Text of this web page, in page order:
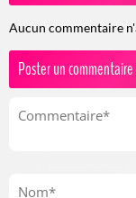
Aucun commentaire
Poster un commentaire